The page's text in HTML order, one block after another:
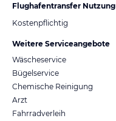
Flughafentransfer Nutzung
Kostenpflichtig
Weitere Serviceangebote
Wäscheservice
Bügelservice
Chemische Reinigung
Arzt
Fahrradverleih